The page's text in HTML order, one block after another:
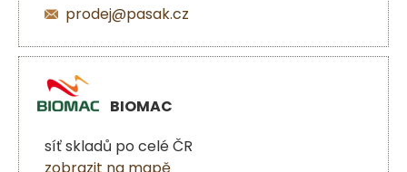
prodej@pasak.cz
BIOMAC
síť skladů po celé ČR